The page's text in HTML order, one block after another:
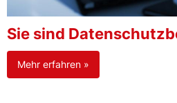
Sie sind
Mehr erfahren »